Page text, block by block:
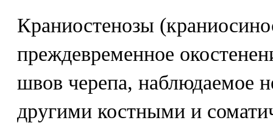
Краниостенозы
преждевременное
швов черепа, наблюдаемое
другими костными и